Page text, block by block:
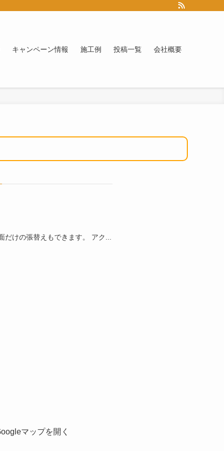
キャンペーン情報 施工例 投稿一覧 会社概要
けの張替えもできます。 アク...
マップを開く